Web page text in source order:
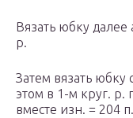
Вязать юбку
р.
Затем вязать юбку
этом в 1-м круг. р.
вместе изн. = 204 п.